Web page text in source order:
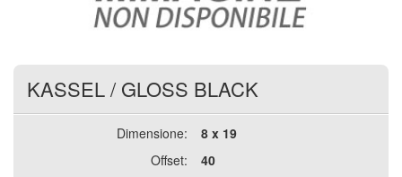
KASSEL/ GLOSS BLACK
Dimensione:
8 x 19
Offset:
40